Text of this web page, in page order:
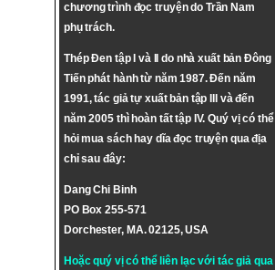
chương trình đọc truyện do Trần Nam
phụ trách.
Thép Đen tập I và II do nhà xuất bản Đông
Tiến phát hành từ năm 1987. Đến năm
1991, tác giả tự xuất bản tập III và đến
năm 2005 thì hoàn tất tập IV. Quý vị có thể
hỏi mua sách hay dĩa đọc truyện qua địa
chỉ sau đây:
Dang Chi Binh
PO Box 255-571
Dorchester, MA. 02125, USA
Hoặc quý vị có thể liên lạc với tác giả qua